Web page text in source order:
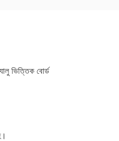
ভিত্তিক বোর্ড